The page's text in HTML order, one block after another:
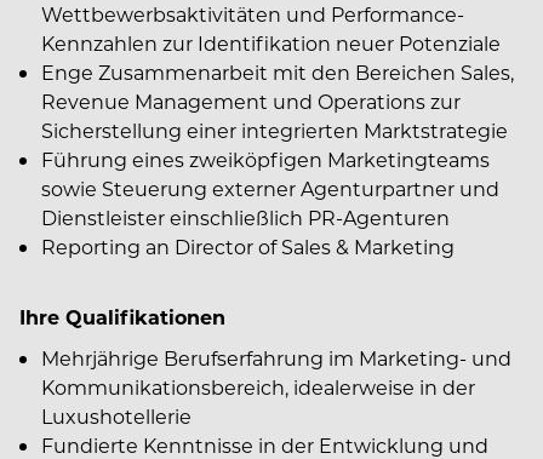
Wettbewerbsaktivitäten und Performance-
Kennzahlen zur Identifikation neuer Potenziale
Enge Zusammenarbeit mit den Bereichen Sales,
Revenue Management und Operations zur
Sicherstellung einer integrierten Marktstrategie
Führung eines zweiköpfigen Marketingteams
sowie Steuerung externer Agenturpartner und
Dienstleister einschließlich PR-Agenturen
Reporting an Director of Sales & Marketing
Ihre Qualifikationen
Mehrjährige Berufserfahrung im Marketing- und
Kommunikationsbereich, idealerweise in der
Luxushotellerie
Fundierte Kenntnisse in der Entwicklung und